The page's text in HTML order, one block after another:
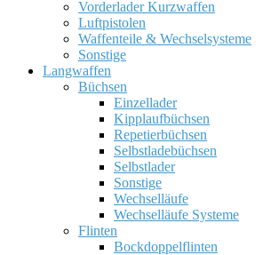
Vorderlader Kurzwaffen
Luftpistolen
Waffenteile & Wechselsysteme
Sonstige
Langwaffen
Büchsen
Einzellader
Kipplaufbüchsen
Repetierbüchsen
Selbstladebüchsen
Selbstlader
Sonstige
Wechselläufe
Wechselläufe Systeme
Flinten
Bockdoppelflinten